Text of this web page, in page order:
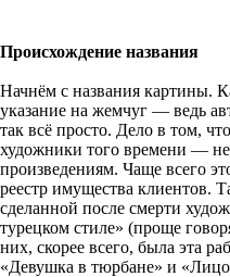
Происхождение названия
Начнём с названия картины.
указание на жемчуг — ведь
так всё просто. Дело в том,
художники того времени —
произведениям. Чаще всего
реестр имущества клиентов.
сделанной после смерти
турецком стиле» (проще
них, скорее всего, была эта
«Девушка в тюрбане» и